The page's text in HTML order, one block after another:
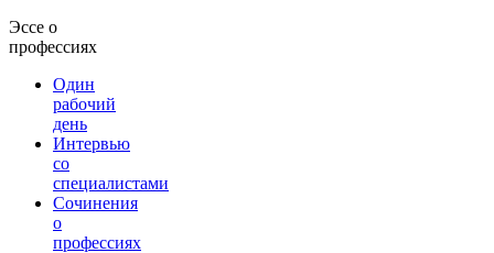
Эссе о
профессиях
Один
рабочий
день
Интервью
со
специалистами
Сочинения
о
профессиях